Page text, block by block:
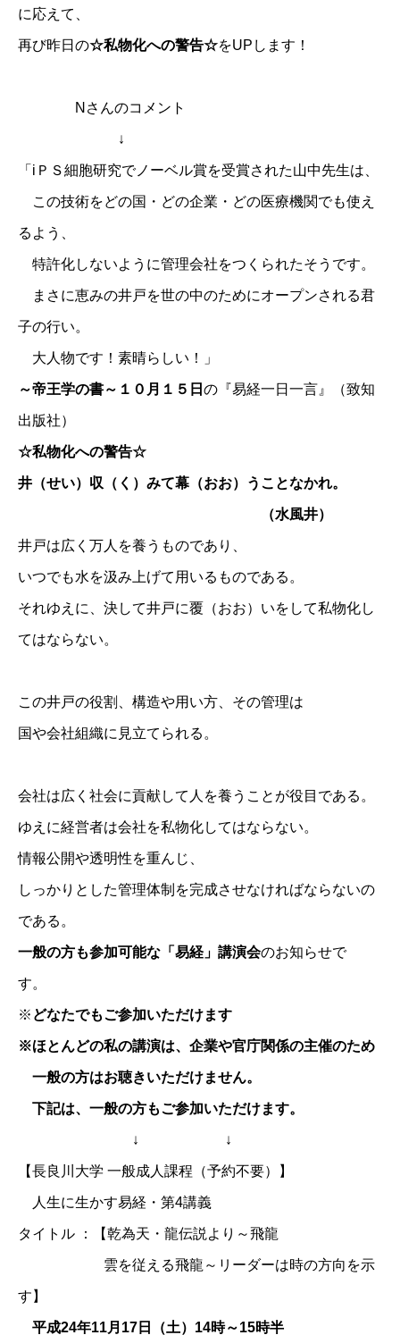
に応えて、
再び昨日の☆私物化への警告☆をUPします！
Nさんのコメント
↓
「iＰＳ細胞研究でノーベル賞を受賞された山中先生は、
この技術をどの国・どの企業・どの医療機関でも使え
るよう、
特許化しないように管理会社をつくられたそうです。
まさに恵みの井戸を世の中のためにオープンされる君
子の行い。
大人物です！素晴らしい！」
～帝王学の書～１０月１５日 の『易経一日一言』（致知
出版社）
☆私物化への警告☆
井（せい）収（く）みて幕（おお）うことなかれ。
（水風井）
井戸は広く万人を養うものであり、
いつでも水を汲み上げて用いるものである。
それゆえに、決して井戸に覆（おお）いをして私物化し
てはならない。
この井戸の役割、構造や用い方、その管理は
国や会社組織に見立てられる。
会社は広く社会に貢献して人を養うことが役目である。
ゆえに経営者は会社を私物化してはならない。
情報公開や透明性を重んじ、
しっかりとした管理体制を完成させなければならないの
である。
一般の方も参加可能な「易経」講演会のお知らせで
す。
※ どなたでもご参加いただけます
※ほとんどの私の講演は、企業や官庁関係の主催のため
一般の方はお聴きいただけません。
下記は、一般の方もご参加いただけます。
↓ ↓
【長良川大学 一般成人課程（予約不要）】
人生に生かす易経・第4講義
タイトル ：【乾為天・龍伝説より～飛龍
雲を従える飛龍～リーダーは時の方向を示
す】
平成24年11月17日（土）14時～15時半